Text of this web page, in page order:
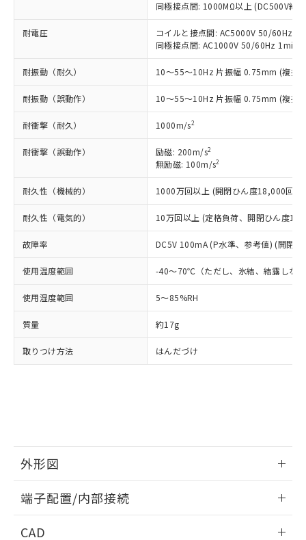
同極接点間: 1000MΩ以上 (DC500V絶
耐電圧
コイルと接点間: AC5000V 50/60Hz
同極接点間: AC1000V 50/60Hz 1min
耐振動（耐久） 10～55～10Hz 片振幅 0.75mm (複振
耐振動（誤動作） 10～55～10Hz 片振幅 0.75mm (複振
耐衝撃（耐久） 1000m/s2
耐衝撃（誤動作） 励磁: 200m/s2
無励磁: 100m/s2
耐久性（機械的） 1000万回以上 (開閉ひん度18,000回/h)
耐久性（電気的） 10万回以上 (定格負荷、開閉ひん度
故障率 DC5V 100mA (P水準、参考値) (開閉
使用温度範囲 -40～70℃（ただし、氷結、結露しな
使用湿度範囲 5～85%RH
質量 約17g
取りつけ方法 はんだづけ
外形図
外形図
端子配置/内部接続
CAD
記載している更新日時点での社内デー
タに基づき作成されるものであり、閲
覧された時点での実際の在庫および標
準価格とは異なる場合があることをご
正式な納期状況および標準価格はお客
様のお取引先、またはお客様担当のオ
ムロン制御機器販売店・当社販売員に
ご相談ください。
オムロン制御機器販売店や当社販売拠
点は「
販売ネットワーク
」をご確認
在庫状況および標準価格結果を当社の
事前の承諾なく第三者に漏洩または開
示しないようお願いします。
マイパーツ機能（部品リスト作成サー
ビス）をご利用いただくには、I-Web
メンバーズにご登録されている必要が
お客様が当ウェブサイト上で当社にご
登録された部品リストについて、当社
および当社の共同利用者が、当社の製
品・サービスに関するお客様との取
引・商談に必要な範囲で利用すること
をご了承ください。
※当社の共同利用者とは、"個人情報
六価クロム(Cr(Ⅵ)) 1000ppm以下、ポリ臭化ビフェニル
類(PBB) 1000ppm以下、ポリ臭化ジフェニルエーテル類
(PBDE) 1000ppm以下、フタル酸ビス(2-エチルヘキシ
ル) (DEHP)(別名：DOP) 1000ppm以下、フタル酸ブチ
ルベンジル（BBP） 1000ppm以下、フタル酸ジブチル
（DBP） 1000ppm以下、フタル酸ジイソブチル
適用除外項目は除く。
フタル酸エステル類の４物質については閾値を超える意
図的な使用がないことを確認しています。
※2 対応予定月
部品在庫の切り替え状況などにより、予定
月が前後することがあります。
※3 非含有証明書ダウンロード
下記の非含有証明書をダウンロードするこ
EU RoHS指令（10物質）の非含有証明書
物質の対応では、対応完了までの期間は出
荷製品に未対応品が混在することから備考
既に当社にて対応品への在庫切替を完了
していることから、特段のことがない限
り、2022年1月12日より割愛しておりま
*中国RoHS10物質の基準値 (GB/T26572)：
Pb(鉛) :1000ppm、 Hg(水銀) : 1000ppm、 Cd(カドミウ
Cr(Ⅵ)(六価クロム) : 1000ppm、 PBBs(ポリ臭化ビフェ
ニル類) : 1000ppm、 PBDEs(ポリ臭化ジフェニルエーテ
ル類) : 1000ppm、
DBP(フタル酸ジブチル) : 1000ppm、 DIBP(フタル酸ジ
イソブチル) : 1000ppm、 BBP(フタル酸ブチルベンジ
DEHP(フタル酸ビス(2-エチルヘキシル)) : 1000ppm
※2 環境保護使用期限
「ｅ」：有害物質（10物質）のすべてが基
準値以下であることを示します。
「10」：通常の使用状況下において有害物
質が外部に漏えいし、環境に深刻な影響を
及ぼさない年数を意味します。
「－」：未確認です。当社販売部門へお問
い合わせください。
（以下｢規制貨物等」という）を輸出
または国外への提供する場合は、日本
国政府の輸出許可(または役務取引許
可)を取得するなどの必要な手続きを
当社は規制貨物を破棄する場合は、完
全に破砕するなど、違法に輸出されな
いよう必要な手段を講じます。
当社は貴社製品を、核兵器、ミサイ
ル、化学兵器、生物兵器またはその他
武器並びにこれらの製造装置等に一切
使用いたしません。
当社は、貴社製品を第三者に販売する
場合は、上記1、2および3の内容を当
該第三者に通知します。また当社は、
販売先および販売に係わる関係者が違
法に輸出するおそれがある場合は、取
り引きをいたしません。
キャンセル
○ 一定数以上の在庫あり
△ 一定数には満たないが在庫あり
在庫なし(最新の在庫状況につ
いては、お客様のお取引先、ま
たはお客様担当のオムロン制御
機器販売店・当社販売員にご確
空
受注生産機種、また在庫状況の
情報を公開していない機種